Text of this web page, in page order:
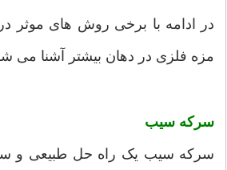
در ادامه با برخی روش های موثر
مزه فلزی در دهان بیشتر آشنا می
سرکه سیب
سرکه سیب یک راه حل طبیعی و